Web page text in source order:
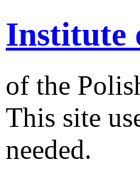
Institute
of the
This site
needed.